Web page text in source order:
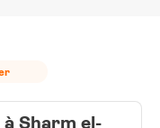
Sharm el-